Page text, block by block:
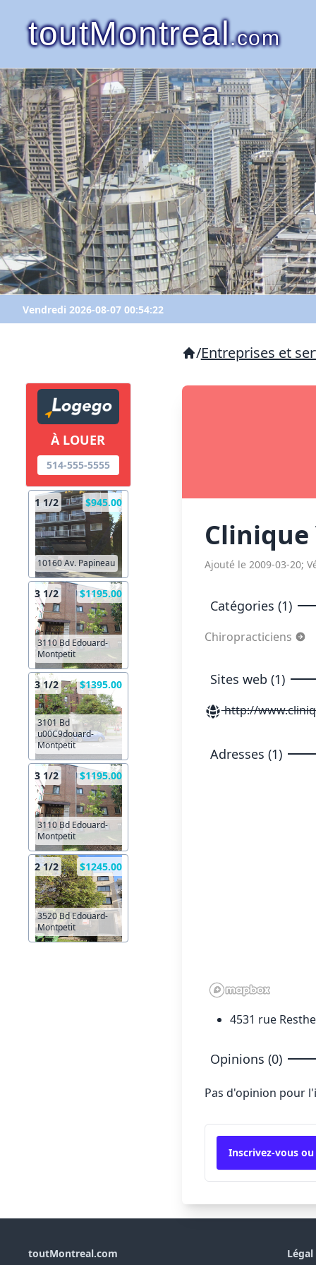
toutMontreal.com
Vendredi 2026-08-07 00:54:22
À LOUER
514-555-5555
1 1/2 $945.00
10160 Av. Papineau
3 1/2 $1195.00
3110 Bd Edouard-
Montpetit
3 1/2 $1395.00
3101 Bd
u00C9douard-
Montpetit
3 1/2 $1195.00
3110 Bd Edouard-
Montpetit
2 1/2 $1245.00
3520 Bd Edouard-
Montpetit
/Entreprises et
Clinique
Ajouté le 2009-03-20;
Catégories (1)
Chiropracticiens
Sites web (1)
http://
Adresses (1)
4531 rue
Opinions (0)
Pas d'opinion pour
Inscrivez-vous
toutMontreal.com Légal